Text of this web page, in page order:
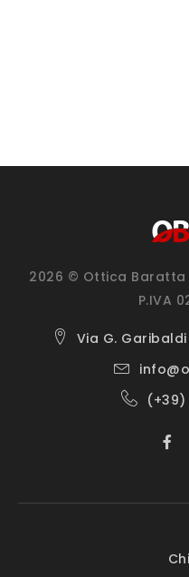
2026 © Ottica Baratta
P.IVA
Via G.
(+39)